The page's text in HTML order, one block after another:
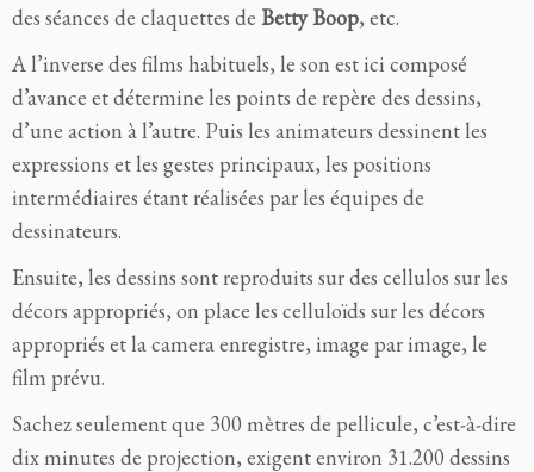
des séances de claquettes de Betty Boop, etc.
A l’inverse des films habituels, le son est ici composé
d’avance et détermine les points de repère des dessins,
d’une action à l’autre. Puis les animateurs dessinent les
expressions et les gestes principaux, les positions
intermédiaires étant réalisées par les équipes de
dessinateurs.
Ensuite, les dessins sont reproduits sur des cellulos sur les
décors appropriés, on place les celluloïds sur les décors
appropriés et la camera enregistre, image par image, le
film prévu.
Sachez seulement que 300 mètres de pellicule, c’est-à-dire
dix minutes de projection, exigent environ 31.200 dessins